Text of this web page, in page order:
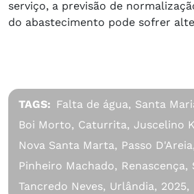
serviço, a previsão de
do abastecimento pode sofrer
TAGS: Falta de água, Santa
Boi Morto, Caturrita, Juscelino
Nova Santa Marta, Passo D'Areia,
Pinheiro Machado, Renascença,
Tancredo Neves, Urlândia, 2025,